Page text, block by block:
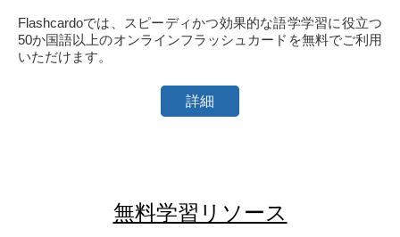
Flashcardoでは、スピーディかつ効果的な語学学習に役立つ
50か国語以上のオンラインフラッシュカードを無料でご利用
いただけます。
詳細
無料学習リソース